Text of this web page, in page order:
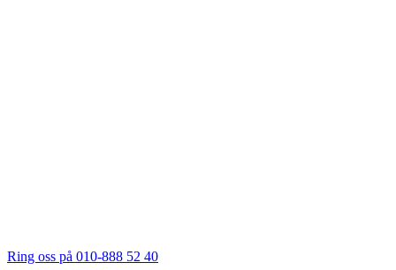
Ring oss på 010-888 52 40